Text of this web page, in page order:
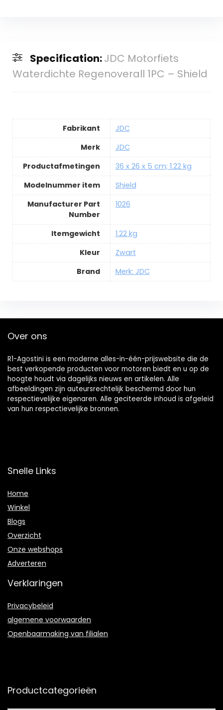
Specification:JDC Motorfiets
Waterdichte Regenoverall 1PC – Shield
Fabrikant
JDC
Merk
JDC
Productafmetingen
36 x 26 x 5 cm; 1.22 kg
Modelnummer item
Shield
Manufacturer Part
Number
1026
Itemgewicht
1.22 kg
Kleur
Zwart
Brand
Merk: JDC
Over ons
R1-Agostini is een moderne alles-in-één-prijswebsite die de
best verkopende producten voor motoren biedt en u op de
hoogte houdt via dagelijks nieuws en artikelen. Alle
afbeeldingen zijn auteursrechtelijk beschermd door hun
respectievelijke eigenaren. Alle geciteerde inhoud is afgeleid
van hun respectievelijke bronnen.
Snelle Links
Home
Winkel
Blogs
Overzicht
Onze webshops
Adverteren
Verklaringen
Privacybeleid
algemene voorwaarden
Openbaarmaking van filialen
Productcategorieën